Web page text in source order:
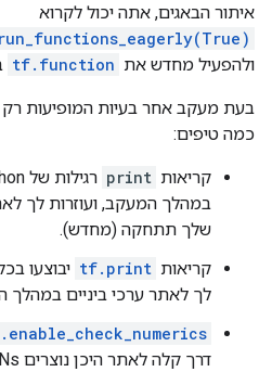
איתור הבאגים, אתה יכול לקרוא
ולהפעיל מחדש את tf.function
בעת מעקב אחר בעיות המופיעות רק
כמה טיפים:
קריאות print
במהלך המעקב, ועוזרות לך
שלך תתחקה (מחדש).
קריאות tf.print יבוצעו
לך לאתר ערכי ביניים במהלך
דרך קלה לאתר היכן נוצרים NaNs ו-Inf.